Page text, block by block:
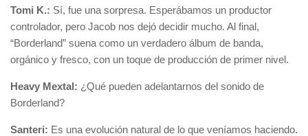
Tomi K.: Sí, fue una sorpresa. Esperábamos un productor
controlador, pero Jacob nos dejó decidir mucho. Al final,
“Borderland” suena como un verdadero álbum de banda,
orgánico y fresco, con un toque de producción de primer nivel.
Heavy Mextal: ¿Qué pueden adelantarnos del sonido de
Borderland?
Santeri: Es una evolución natural de lo que veníamos haciendo.